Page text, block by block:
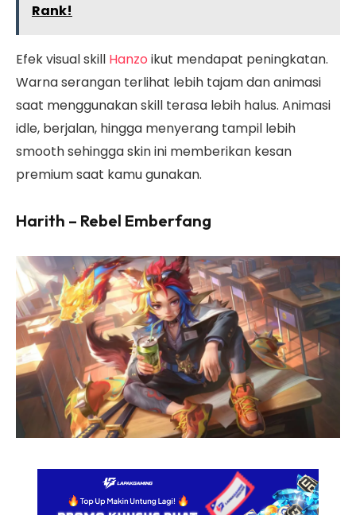
Rank!
Efek visual skill Hanzo ikut mendapat peningkatan.
Warna serangan terlihat lebih tajam dan animasi
saat menggunakan skill terasa lebih halus. Animasi
idle, berjalan, hingga menyerang tampil lebih
smooth sehingga skin ini memberikan kesan
premium saat kamu gunakan.
Harith – Rebel Emberfang